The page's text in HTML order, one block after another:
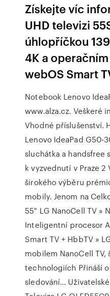
Získejte víc
UHD televizi
úhlopříčkou
4K a
webOS Smart
Notebook Lenovo
www.alza.cz. Veškeré
Vhodné příslušenství.
Lenovo IdeaPad G50-
sluchátka a handsfree
k vyzvednutí v Praze 2
širokého výběru
mobily. Jenom na
55" LG NanoCell TV »
Inteligentní procesor
Smart TV + HbbTV »
mobilem NanoCell TV,
technologiích Přináší
sledování…